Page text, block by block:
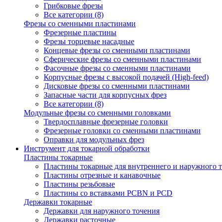
Грибковые фрезы
Все категории (8)
Фрезы со сменными пластинами
Фрезерные пластины
Фрезы торцевые насадные
Концевые фрезы со сменными пластинами
Сферические фрезы со сменными пластинами
Фасочные фрезы со сменными пластинами
Корпусные фрезы с высокой подачей (High-feed)
Дисковые фрезы со сменными пластинами
Запасные части для корпусных фрез
Все категории (8)
Модульные фрезы со сменными головками
Твердосплавные фрезерные головки
Фрезерные головки со сменными пластинами
Оправки для модульных фрез
Инструмент для токарной обработки
Пластины токарные
Пластины токарные для внутреннего и наружного
Пластины отрезные и канавочные
Пластины резьбовые
Пластины со вставками PCBN и PCD
Державки токарные
Державки для наружного точения
Державки расточные